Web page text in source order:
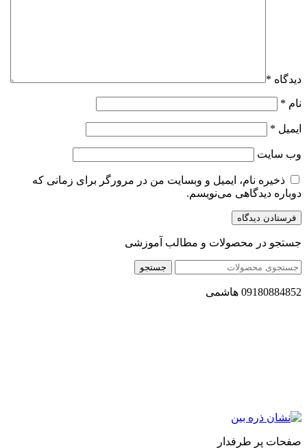
دیدگاه *
نام *
ایمیل *
وب‌ سایت
ذخیره نام، ایمیل و وبسایت من در مرورگر برای زمانی که
دوباره دیدگاهی می‌نویسم.
جستجو در محصولات و مطالب آموزشی
جستجو
09180884852 هاشمی
صفحات پر طرفدار